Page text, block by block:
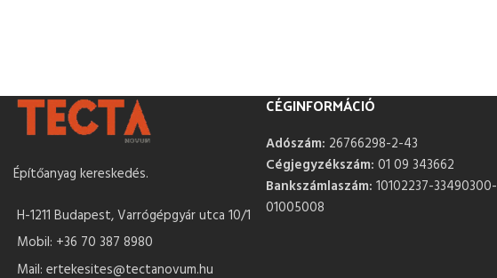
Építőanyag kereskedés.
H-1211 Budapest, Varrógépgyár utca 10/1
Mobil: +36 70 387 8980
Mail: ertekesites@tectanovum.hu
CÉGINFORMÁCIÓ
Adószám: 26766298-2-43
Cégjegyzékszám: 01 09 343662
Bankszámlaszám: 10102237-33490300-
01005008